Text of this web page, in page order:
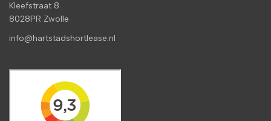
Kleefstraat 8
8028PR Zwolle
info@hartstadshortlease.nl